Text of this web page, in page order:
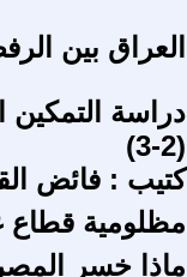
العراق بين
دراسة
(2-3)
كتيب : فائض
مظلومية قطاع
ماذا خسر